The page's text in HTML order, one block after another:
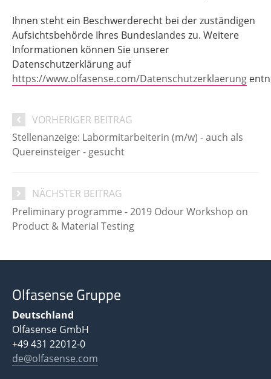
Ihnen steht ein Beschwerderecht bei der zuständigen
Aufsichtsbehörde Ihres Bundeslandes zu. Weitere
Informationen können Sie unserer
Datenschutzerklärung auf
https://www.olfasense.com/Datenschutzerklaerung
VORHERIGER BEITRAG
Stellenanzeige: Labormitarbeiterin (m/w) - auch als
Quereinsteiger - gesucht
NÄCHSTER BEITRAG
Preliminary programme - 2019 Odour Workshop on
Product & Material Testing
Olfasense Gruppe
Deutschland
Olfasense GmbH
+49 431 22012-0
de@olfasense.com